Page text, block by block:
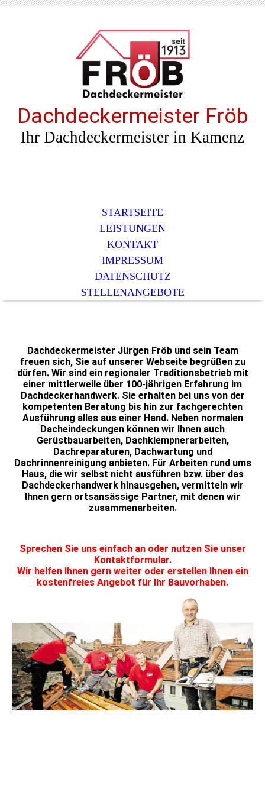
Dachdeckermeister Fröb
Ihr Dachdeckermeister in Kamenz
STARTSEITE
LEISTUNGEN
KONTAKT
IMPRESSUM
DATENSCHUTZ
STELLENANGEBOTE
Dachdeckermeister Jürgen Fröb und sein Team
freuen sich, Sie auf unserer Webseite begrüßen zu
dürfen. Wir sind ein regionaler Traditionsbetrieb mit
einer mittlerweile über 100-jährigen Erfahrung im
Dachdeckerhandwerk. Sie erhalten bei uns von der
kompetenten Beratung bis hin zur fachgerechten
Ausführung alles aus einer Hand. Neben normalen
Dacheindeckungen können wir Ihnen auch
Gerüstbauarbeiten, Dachklempnerarbeiten,
Dachreparaturen, Dachwartung und
Dachrinnenreinigung anbieten. Für Arbeiten rund ums
Haus, die wir selbst nicht ausführen bzw. über das
Dachdeckerhandwerk hinausgehen, vermitteln wir
Ihnen gern ortsansässige Partner, mit denen wir
zusammenarbeiten.
Sprechen Sie uns einfach an oder nutzen Sie unser
Kontaktformular.
Wir helfen Ihnen gern weiter oder erstellen Ihnen ein
kostenfreies Angebot für Ihr Bauvorhaben.